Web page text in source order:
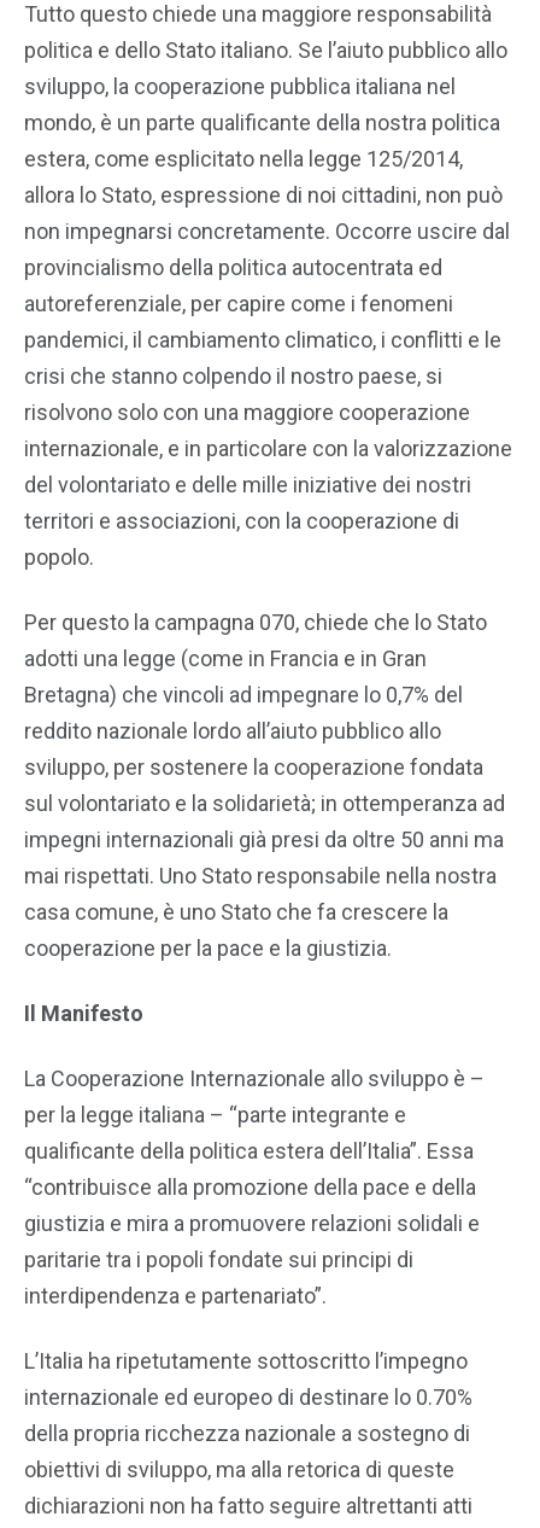
Tutto questo chiede una maggiore responsabilità
politica e dello Stato italiano. Se l’aiuto pubblico allo
sviluppo, la cooperazione pubblica italiana nel
mondo, è un parte qualificante della nostra politica
estera, come esplicitato nella legge 125/2014,
allora lo Stato, espressione di noi cittadini, non può
non impegnarsi concretamente. Occorre uscire dal
provincialismo della politica autocentrata ed
autoreferenziale, per capire come i fenomeni
pandemici, il cambiamento climatico, i conflitti e le
crisi che stanno colpendo il nostro paese, si
risolvono solo con una maggiore cooperazione
internazionale, e in particolare con la valorizzazione
del volontariato e delle mille iniziative dei nostri
territori e associazioni, con la cooperazione di
popolo.
Per questo la campagna 070, chiede che lo Stato
adotti una legge (come in Francia e in Gran
Bretagna) che vincoli ad impegnare lo 0,7% del
reddito nazionale lordo all’aiuto pubblico allo
sviluppo, per sostenere la cooperazione fondata
sul volontariato e la solidarietà; in ottemperanza ad
impegni internazionali già presi da oltre 50 anni ma
mai rispettati. Uno Stato responsabile nella nostra
casa comune, è uno Stato che fa crescere la
cooperazione per la pace e la giustizia.
Il Manifesto
La Cooperazione Internazionale allo sviluppo è –
per la legge italiana – “parte integrante e
qualificante della politica estera dell’Italia”. Essa
“contribuisce alla promozione della pace e della
giustizia e mira a promuovere relazioni solidali e
paritarie tra i popoli fondate sui principi di
interdipendenza e partenariato”.
L’Italia ha ripetutamente sottoscritto l’impegno
internazionale ed europeo di destinare lo 0.70%
della propria ricchezza nazionale a sostegno di
obiettivi di sviluppo, ma alla retorica di queste
dichiarazioni non ha fatto seguire altrettanti atti